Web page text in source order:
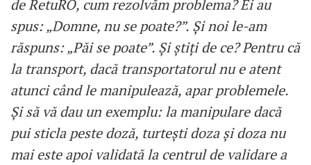
de RetuRO, cum rezolvăm problema? Ei au
spus: „Domne, nu se poate?”. Și noi le-am
răspuns: „Păi se poate”. Și știți de ce? Pentru că
la transport, dacă transportatorul nu e atent
atunci când le manipulează, apar problemele.
Și să vă dau un exemplu: la manipulare dacă
pui sticla peste doză, turtești doza și doza nu
mai este apoi validată la centrul de validare a